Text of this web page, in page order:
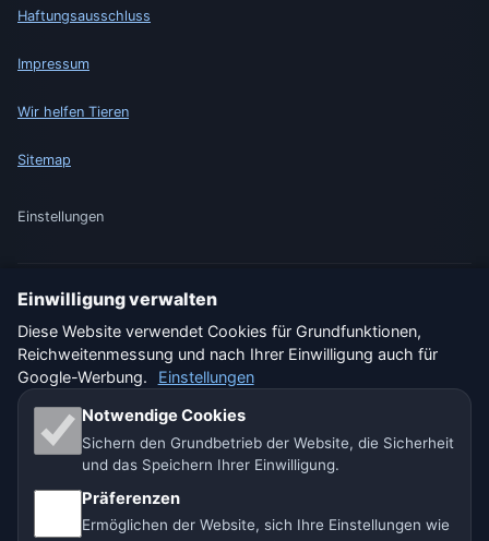
Haftungsausschluss
Impressum
Wir helfen Tieren
Sitemap
Einstellungen
🇩🇪 Wetter Deutschland
🇨🇭 Wetter Schweiz
Unsere Wetterseiten:
🇨🇿 Tschechien 🇭🇷 Kroatien 🇧🇬 Bulgarien
🇩🇪🇦🇹🇨🇭 Deutschland / Österreich / Schweiz
Einwilligung verwalten
Diese Website verwendet Cookies für Grundfunktionen,
Reichweitenmessung und nach Ihrer Einwilligung auch für
Google-Werbung.
Einstellungen
Notwendige Cookies
Sichern den Grundbetrieb der Website, die Sicherheit
und das Speichern Ihrer Einwilligung.
Präferenzen
Ermöglichen der Website, sich Ihre Einstellungen wie